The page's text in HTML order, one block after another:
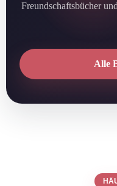
Freundschaftsbücher
Alle